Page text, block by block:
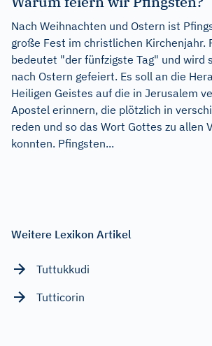
Nach Weihnachten und Ostern ist
große Fest im christlichen Kirchenjahr.
bedeutet "der fünfzigste Tag" und wird
nach Ostern gefeiert. Es soll an die
Heiligen Geistes auf die in Jerusalem
Apostel erinnern, die plötzlich in
reden und so das Wort Gottes zu allen
konnten. Pfingsten...
Weitere Lexikon Artikel
Tuttukkudi
Tutticorin